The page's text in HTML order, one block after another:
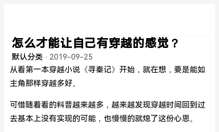
怎么才能让自己有穿越的感觉？
默认分类 · 2019-09-25
从看第一本穿越小说《寻秦记》开始，就在想，要是能如
主角那样穿越多好。
可惜随着看的科普越来越多，越来越发现穿越时间回到过
去基本上没有实现的可能，也慢慢的就熄了这份心思。